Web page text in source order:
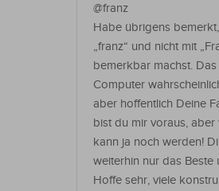
@franz
Habe übrigens
„franz“ und nicht mit
bemerkbar machst.
Computer
aber hoffentlich Deine
bist du mir voraus, aber
kann ja noch werden!
weiterhin nur das Beste
Hoffe sehr, viele